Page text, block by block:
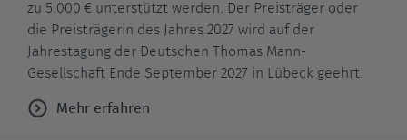
zu 5.000 € unterstützt werden. Der Preisträger oder
die Preisträgerin des Jahres 2027 wird auf der
Jahrestagung der Deutschen Thomas Mann-
Gesellschaft Ende September 2027 in Lübeck geehrt.
Mehr erfahren